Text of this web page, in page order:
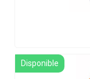
Disponible